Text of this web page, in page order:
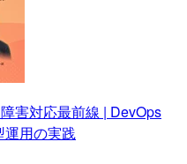
害対応最前線 | DevOps
運用の実践